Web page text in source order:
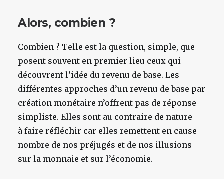
Alors, combien ?
Combien ? Telle est la question, simple, que
posent souvent en premier lieu ceux qui
découvrent l’idée du revenu de base. Les
différentes approches d’un revenu de base par
création monétaire n’offrent pas de réponse
simpliste. Elles sont au contraire de nature
à faire réfléchir car elles remettent en cause
nombre de nos préjugés et de nos illusions
sur la monnaie et sur l’économie.